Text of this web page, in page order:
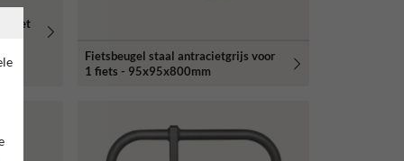
met
Fietsbeugel staal antracietgrijs voor
1 fiets - 95x95x800mm